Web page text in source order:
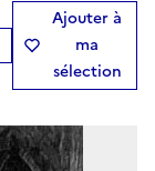
Ajouter à
ma
sélection